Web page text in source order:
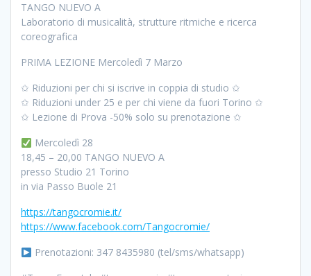
TANGO NUEVO A
Laboratorio di musicalità, strutture ritmiche e ricerca
coreografica
PRIMA LEZIONE Mercoledì 7 Marzo
✩ Riduzioni per chi si iscrive in coppia di studio ✩
✩ Riduzioni under 25 e per chi viene da fuori Torino ✩
✩ Lezione di Prova -50% solo su prenotazione ✩
Mercoledì 28
18,45 – 20,00 TANGO NUEVO A
presso Studio 21 Torino
in via Passo Buole 21
https://tangocromie.it/
https://www.facebook.com/Tangocromie/
Prenotazioni: 347 8435980 (tel/sms/whatsapp)